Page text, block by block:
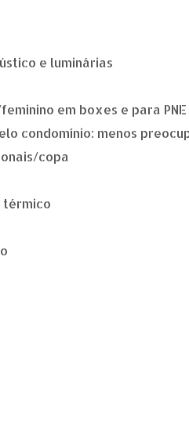
e luminárias
feminino em boxes e para
condomínio: menos
copa
térmico